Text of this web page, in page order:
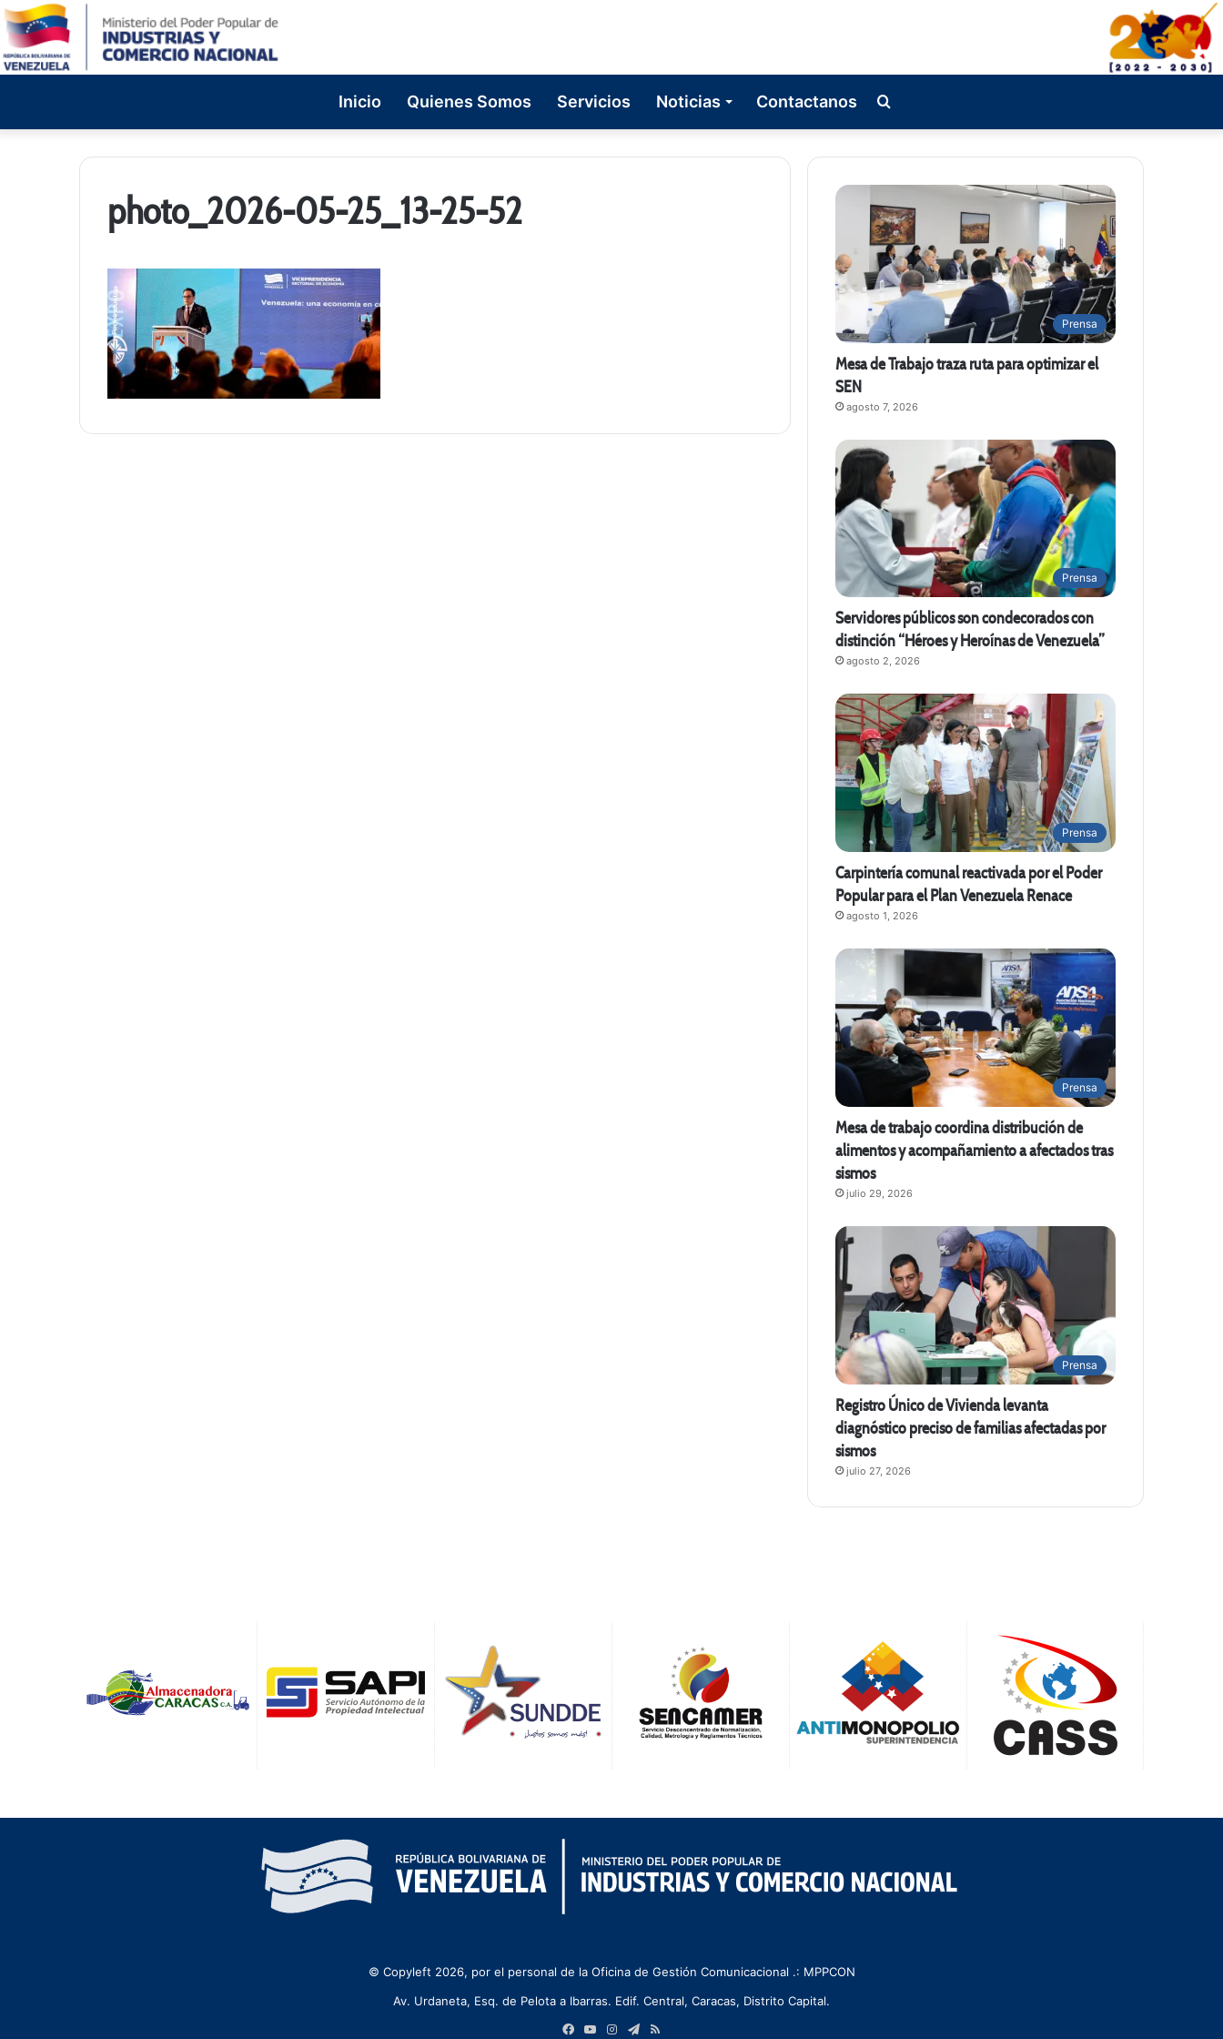
Inicio Quienes Somos Servicios Noticias Contactanos
de
photo_2026-05-25_13-25-52
Prensa
Mesa de Trabajo traza ruta para optimizar el
SEN
agosto 7, 2026
Prensa
Servidores públicos son condecorados con
distinción “Héroes y Heroínas de Venezuela”
agosto 2, 2026
Prensa
Carpintería comunal reactivada por el Poder
Popular para el Plan Venezuela Renace
agosto 1, 2026
Prensa
Mesa de trabajo coordina distribución de
alimentos y acompañamiento a afectados tras
sismos
julio 29, 2026
Prensa
Registro Único de Vivienda levanta
diagnóstico preciso de familias afectadas por
sismos
julio 27, 2026
© Copyleft 2026, por el personal de la Oficina de Gestión Comunicacional .: MPPCON
Av. Urdaneta, Esq. de Pelota a Ibarras. Edif. Central, Caracas, Distrito Capital.
Facebook
YouTubeInstagram
Telegram